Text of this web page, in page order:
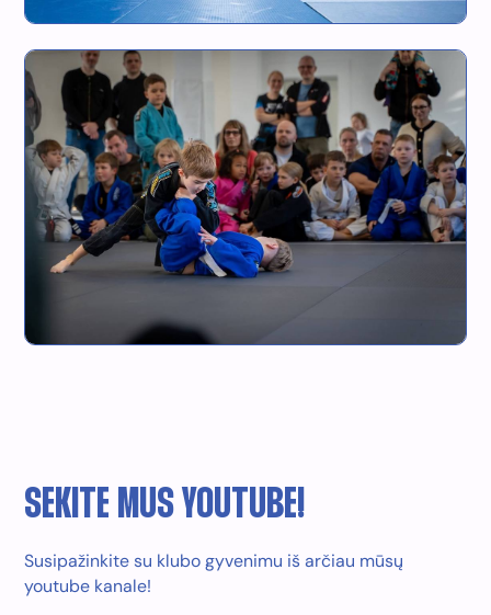
SEKITE MUS YOUTUBE!
Susipažinkite su klubo gyvenimu iš arčiau mūsų
youtube kanale!